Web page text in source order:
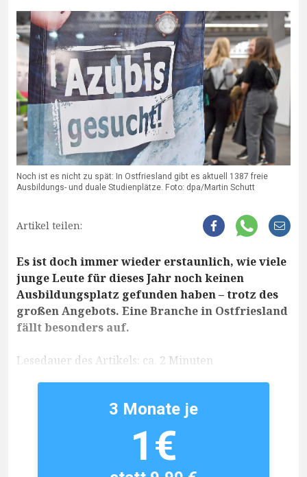
Noch ist es nicht zu spät: In Ostfriesland gibt es aktuell 1387 freie
Ausbildungs- und duale Studienplätze. Foto: dpa/Martin Schutt
Artikel teilen:
Es ist doch immer wieder erstaunlich, wie viele
junge Leute für dieses Jahr noch keinen
Ausbildungsplatz gefunden haben – trotz des
großen Angebots. Eine Branche in Ostfriesland
fällt besonders auf.
Lesedauer des Artikels: ca. 2 Minuten
3 Monate je
1€